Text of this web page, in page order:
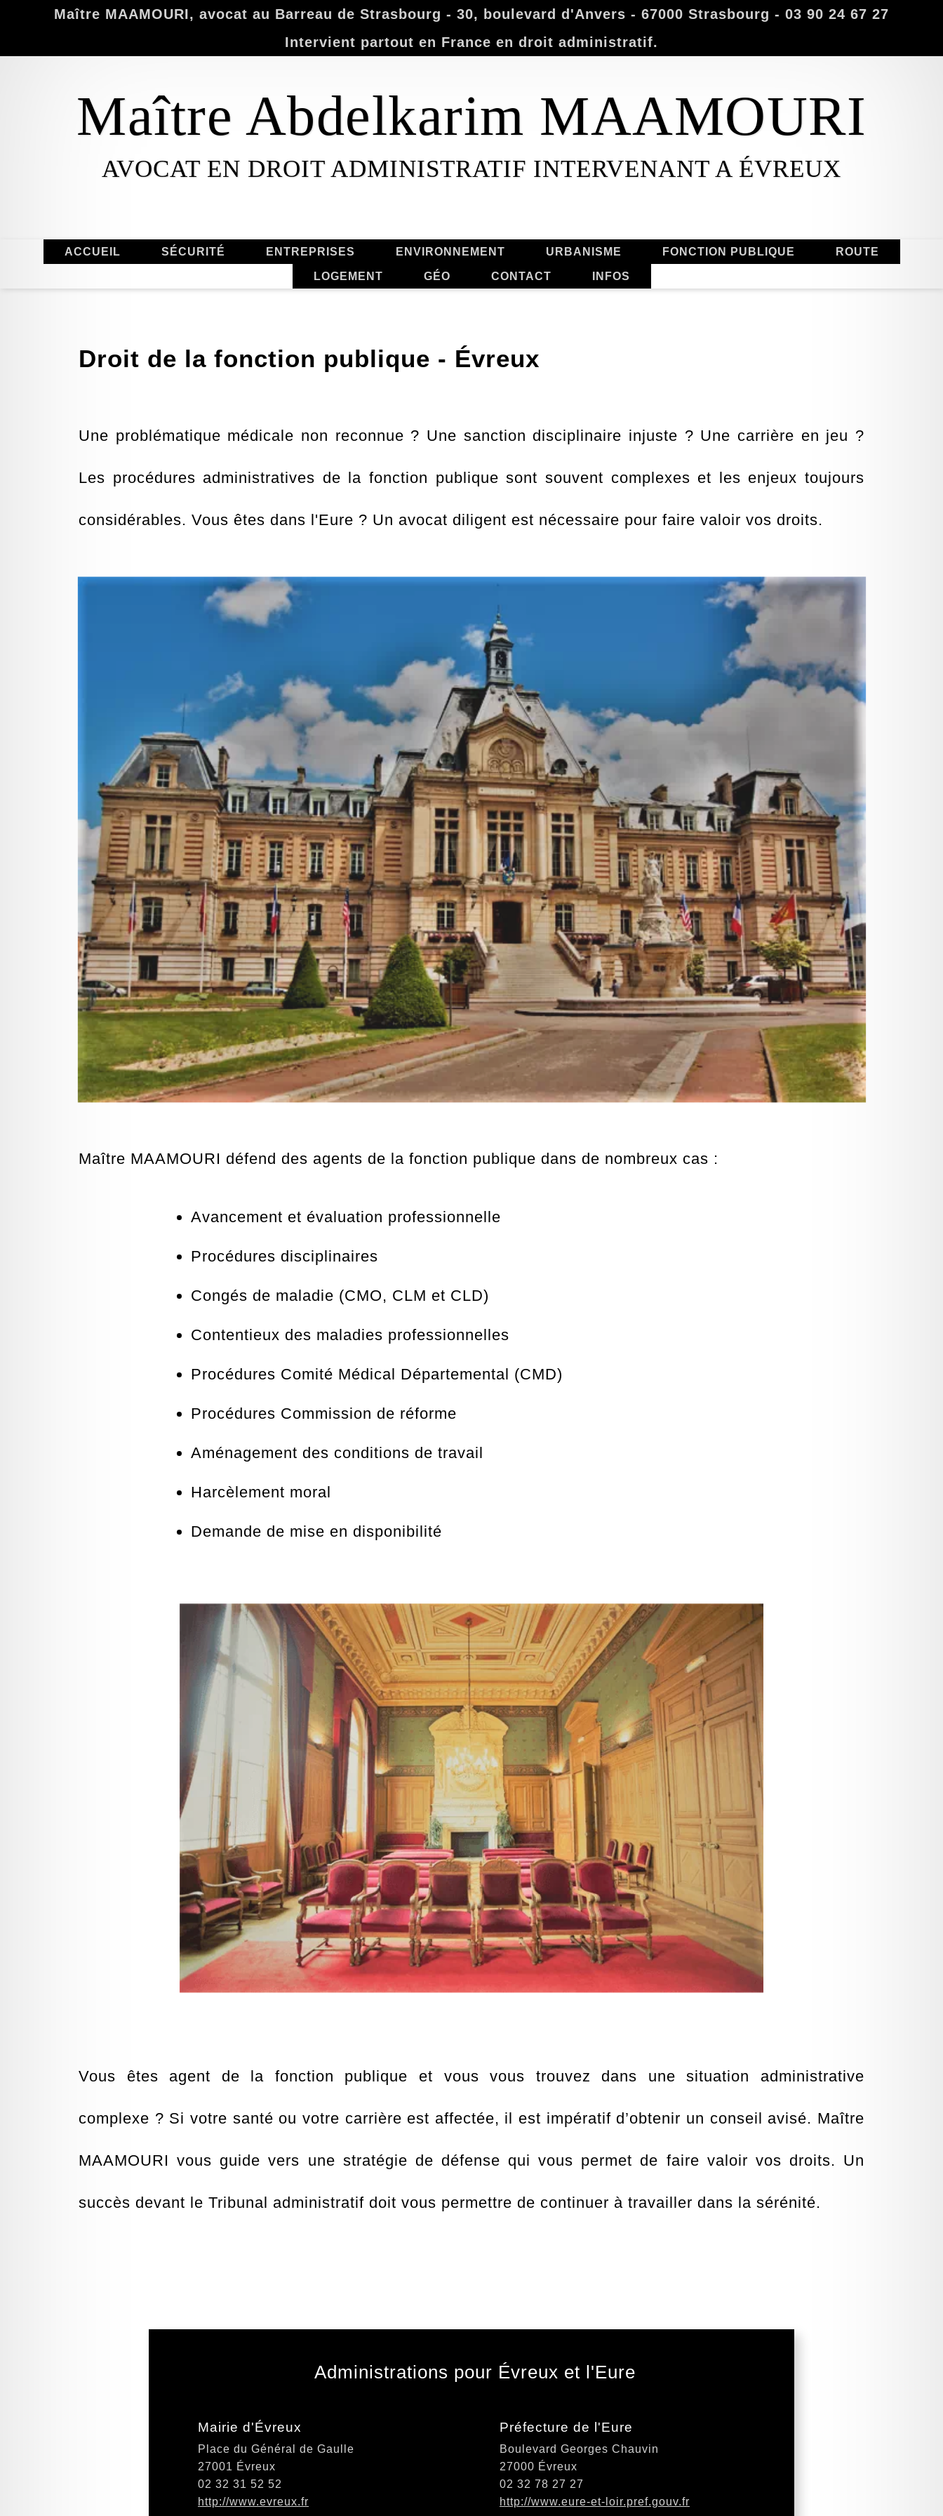
Maître MAAMOURI, avocat au Barreau de Strasbourg - 30, boulevard d'Anvers - 67000 Strasbourg - 03 90 24 67 27
Intervient partout en France en droit administratif.
Maître Abdelkarim MAAMOURI
AVOCAT EN DROIT ADMINISTRATIF INTERVENANT A ÉVREUX
ACCUEIL SÉCURITÉ ENTREPRISES ENVIRONNEMENT URBANISME FONCTION PUBLIQUE ROUTE
LOGEMENT GÉO CONTACT INFOS
Droit de la fonction publique - Évreux
Une problématique médicale non reconnue ? Une sanction disciplinaire injuste ? Une carrière en jeu ?
Les procédures administratives de la fonction publique sont souvent complexes et les enjeux toujours
considérables. Vous êtes dans l'Eure ? Un avocat diligent est nécessaire pour faire valoir vos droits.
Maître MAAMOURI défend des agents de la fonction publique dans de nombreux cas :
Avancement et évaluation professionnelle
Procédures disciplinaires
Congés de maladie (CMO, CLM et CLD)
Contentieux des maladies professionnelles
Procédures Comité Médical Départemental (CMD)
Procédures Commission de réforme
Aménagement des conditions de travail
Harcèlement moral
Demande de mise en disponibilité
Vous êtes agent de la fonction publique et vous vous trouvez dans une situation administrative
complexe ? Si votre santé ou votre carrière est affectée, il est impératif d’obtenir un conseil avisé. Maître
MAAMOURI vous guide vers une stratégie de défense qui vous permet de faire valoir vos droits. Un
succès devant le Tribunal administratif doit vous permettre de continuer à travailler dans la sérénité.
Administrations pour Évreux et l'Eure
Mairie d'Évreux
Place du Général de Gaulle
27001 Évreux
02 32 31 52 52
http://www.evreux.fr
Préfecture de l'Eure
Boulevard Georges Chauvin
27000 Évreux
02 32 78 27 27
http://www.eure-et-loir.pref.gouv.fr